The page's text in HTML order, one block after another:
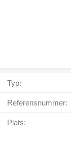
Typ:
Referensnummer:
Plats: